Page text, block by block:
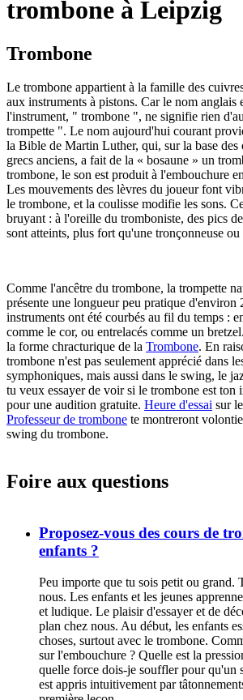
trombone à Leipzig
Trombone
Le trombone appartient à la famille des
aux instruments à pistons. Car le nom anglais
l'instrument, " trombone ", ne signifie rien
trompette ". Le nom aujourd'hui courant
la Bible de Martin Luther, qui, sur la base
grecs anciens, a fait de la « bosaune » un
trombone, le son est produit à l'embouchure
Les mouvements des lèvres du joueur font
le trombone, et la coulisse modifie les sons.
bruyant : à l'oreille du tromboniste, des pics
sont atteints, plus fort qu'une tronçonneuse
Comme l'ancêtre du trombone, la trompette
présente une longueur peu pratique d'environ
instruments ont été courbés au fil du temps :
comme le cor, ou entrelacés comme un
la forme chracturique de la Trombone. En
trombone n'est pas seulement apprécié dans
symphoniques, mais aussi dans le swing, le
tu veux essayer de voir si le trombone est ton
pour une audition gratuite. Heure d'essai sur
Professeur de trombone te montreront
swing du trombone.
Foire aux questions
Proposez-vous des cours de
enfants ?
Peu importe que tu sois petit ou grand.
nous. Les enfants et les jeunes
et ludique. Le plaisir d'essayer et de
plan chez nous. Au début, les enfants
choses, surtout avec le trombone.
sur l'embouchure ? Quelle est la
quelle force dois-je souffler pour qu'un
est appris intuitivement par